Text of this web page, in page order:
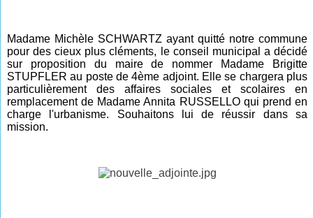
Madame Michèle SCHWARTZ ayant quitté notre commune
pour des cieux plus cléments, le conseil municipal a décidé
sur proposition du maire de nommer Madame Brigitte
STUPFLER au poste de 4ème adjoint. Elle se chargera plus
particulièrement des affaires sociales et scolaires en
remplacement de Madame Annita RUSSELLO qui prend en
charge l'urbanisme. Souhaitons lui de réussir dans sa
mission.